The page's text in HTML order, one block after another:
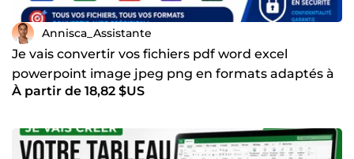
Annisca_Assistante
Je vais convertir vos fichiers pdf word excel
powerpoint image jpeg png en formats adaptés à
vos besoin
À partir de 18,82 $US